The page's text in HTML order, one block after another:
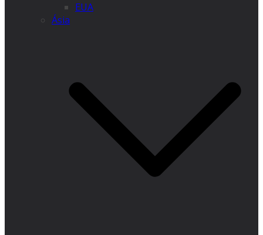
EUA
Ásia